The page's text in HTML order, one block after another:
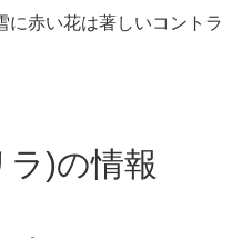
に赤い花は著しいコントラ
)の情報